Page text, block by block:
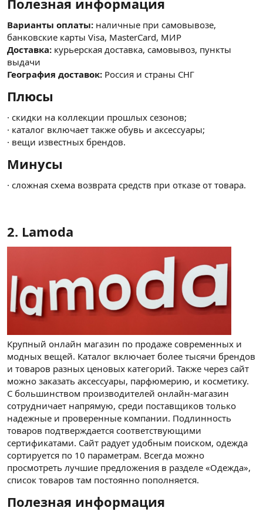
Варианты оплаты: наличные при самовывозе,
банковские карты Visa, MasterCard, МИР
Доставка: курьерская доставка, самовывоз, пункты
выдачи
География доставок: Россия и страны СНГ
Плюсы​
· скидки на коллекции прошлых сезонов;
· каталог включает также обувь и аксессуары;
· вещи известных брендов.
Минусы​
· сложная схема возврата средств при отказе от товара.
2. Lamoda​
Крупный онлайн магазин по продаже современных и
модных вещей. Каталог включает более тысячи брендов
и товаров разных ценовых категорий. Также через сайт
можно заказать аксессуары, парфюмерию, и косметику.
С большинством производителей онлайн-магазин
сотрудничает напрямую, среди поставщиков только
надежные и проверенные компании. Подлинность
товаров подтверждается соответствующими
сертификатами. Сайт радует удобным поиском, одежда
сортируется по 10 параметрам. Всегда можно
просмотреть лучшие предложения в разделе «Одежда»,
список товаров там постоянно пополняется.
Полезная информация​